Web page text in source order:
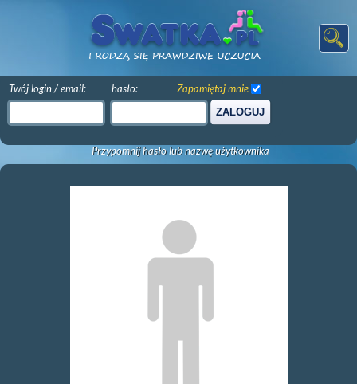
Twój login / email: hasło:
ZALOGUJ
Zapamiętaj mnie
Przypomnij hasło lub nazwę użytkownika